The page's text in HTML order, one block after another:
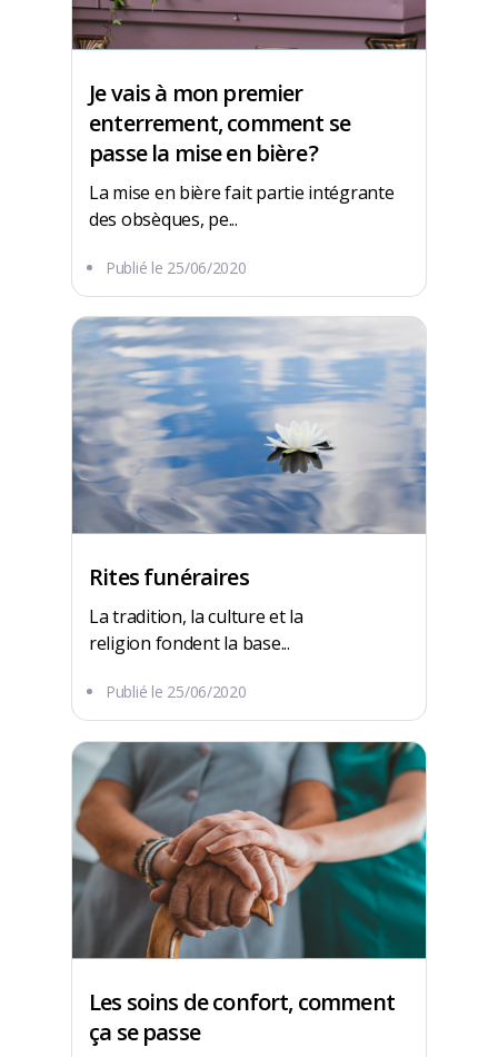
Je vais à mon premier
enterrement, comment se
passe la mise en bière ?
La mise en bière fait partie intégrante
des obsèques, pe...
Publié le 25/06/2020
Rites funéraires
La tradition, la culture et la
religion fondent la base...
Publié le 25/06/2020
Les soins de confort, comment
ça se passe